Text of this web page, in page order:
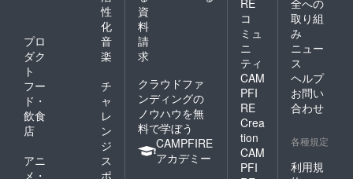
性
化
プロ
ダク
ト
音
楽
フー
ド・
飲食
店
チ
ャ
レ
ン
ジ
アニ
メ・
ス
ポ
資
料
請
求
クラウドファ
ンディングの
ノウハウを無
料で学ぼう
CAMPFIRE
アカデミー
RE
コ
ミュ
ニ
ティ
CAM
PFI
RE
Crea
tion
CAM
PFI
全への
取り組
み
ニュー
ス
ヘルプ
お問い
合わせ
各種規定
利用規